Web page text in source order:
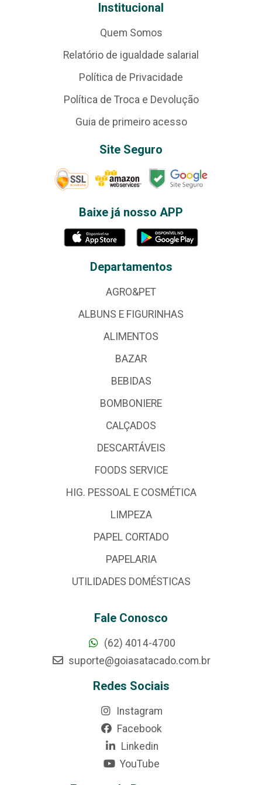
Institucional
Quem Somos
Relatório de igualdade salarial
Política de Privacidade
Política de Troca e Devolução
Guia de primeiro acesso
Site Seguro
Baixe já nosso APP
Departamentos
AGRO&PET
ALBUNS E FIGURINHAS
ALIMENTOS
BAZAR
BEBIDAS
BOMBONIERE
CALÇADOS
DESCARTÁVEIS
FOODS SERVICE
HIG. PESSOAL E COSMÉTICA
LIMPEZA
PAPEL CORTADO
PAPELARIA
UTILIDADES DOMÉSTICAS
Fale Conosco
(62) 4014-4700
suporte@goiasatacado.com.br
Redes Sociais
Instagram
Facebook
Linkedin
YouTube